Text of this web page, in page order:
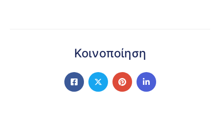
Κοινοποίηση